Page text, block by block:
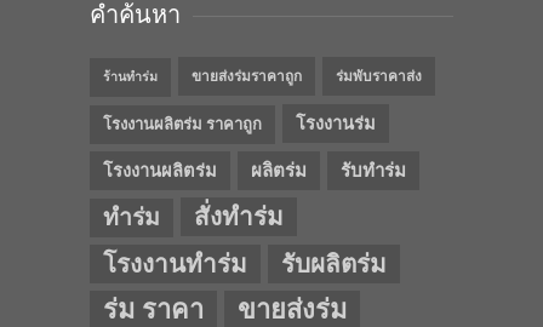
คำค้นหา
ร้านทำร่ม ขายส่งร่มราคาถูก ร่มพับราคาส่ง
โรงงานผลิตร่ม ราคาถูก โรงงานร่ม
โรงงานผลิตร่ม ผลิตร่ม รับทำร่ม
ทำร่ม
สั่งทำร่ม
โรงงานทำร่ม
รับผลิตร่ม
ร่ม ราคา ขายส่งร่ม